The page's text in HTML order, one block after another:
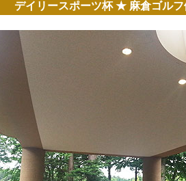
デイリースポーツ杯 ★ 麻倉ゴル